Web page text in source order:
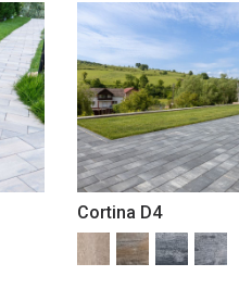
Cortina D4